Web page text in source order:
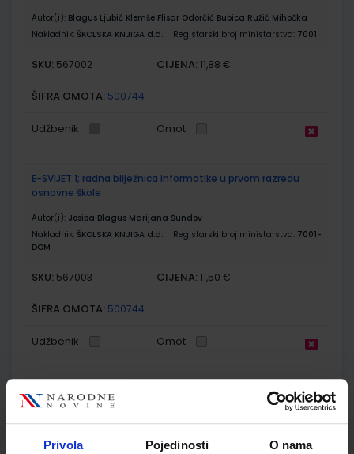
Privola Pojedinosti O nama
Autor(i): Blagus Ljubić Klemše Flisar Odorčić Bubica Ružić Mihočka
Nakladnik: ŠKOLSKA KNJIGA d.d. Registarski broj ministarstva: 7001
SKU: 567002 CIJENA: 11,88 €
ŠIFRA OMOTA: 500744
Udžbenik Omot
E-SVIJET 1; radna bilježnica informatike u prvom razredu
osnovne škole
Autor(i): Josipa Blagus Marijana Šundov
Nakladnik: ŠKOLSKA KNJIGA d.d. Registarski broj ministarstva: 7001-
DOM
SKU: 567003 CIJENA: 11,50 €
ŠIFRA OMOTA: 500744
Udžbenik Omot
POGLED U SVIJET 1 TRAGOM PRIRODE I DRUŠTVA; radni
udžbenik za 1. razred osnovne škole
Nakladnik:PROFIL KLETT d.o.o. Registarski broj ministarstva:6149